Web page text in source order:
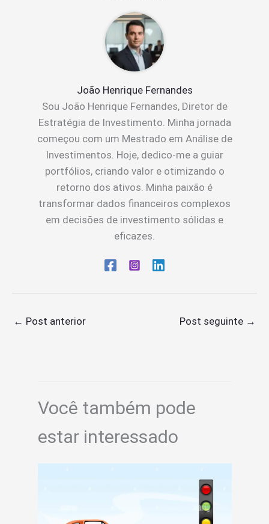
João Henrique Fernandes
Sou João Henrique Fernandes, Diretor de
Estratégia de Investimento. Minha jornada
começou com um Mestrado em Análise de
Investimentos. Hoje, dedico-me a guiar
portfólios, criando valor e otimizando o
retorno dos ativos. Minha paixão é
transformar dados financeiros complexos
em decisões de investimento sólidas e
eficazes.
← Post anterior Post seguinte →
Você também pode
estar interessado